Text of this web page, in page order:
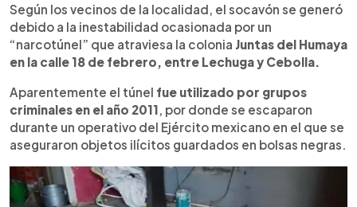
Según los vecinos de la localidad, el socavón se generó
debido a la inestabilidad ocasionada por un
“narcotúnel” que atraviesa la colonia Juntas del Humaya
en la calle 18 de febrero, entre Lechuga y Cebolla.
Aparentemente el túnel fue utilizado por grupos
criminales en el año 2011 , por donde se escaparon
durante un operativo del Ejército mexicano en el que se
aseguraron objetos ilícitos guardados en bolsas negras.